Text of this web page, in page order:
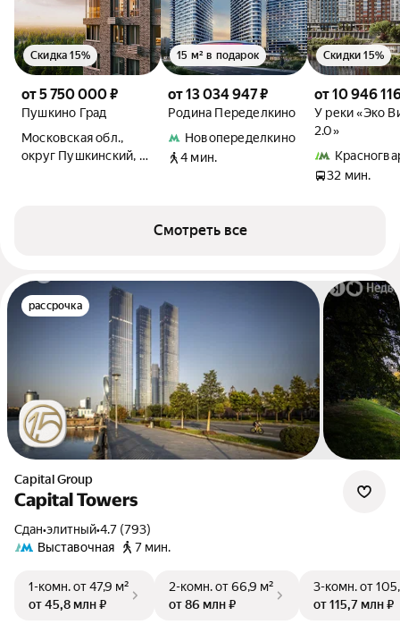
от 5 750 000 ₽
Пушкино Град
Московская обл.,
округ Пушкинский, с.
Скидка 15%
от 13 034 947 ₽
Родина Переделкино
Новопеределкино
4 мин.
15 м² в подарок
от 10 946
У реки «Эко
2.0»
32 мин.
Скидки 15%
Смотреть все
рассрочка
Capital Group
Capital Towers
Сдан•элитный•4.7 (793)
Выставочная
7 мин.
1-комн.от 47,9 м²
от 45,8 млн ₽
2-комн.от 66,9 м²
от 86 млн ₽
3-комн.от
от 115,7 млн ₽